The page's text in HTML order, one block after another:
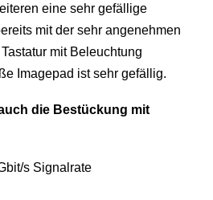
eine sehr gefällige
mit der sehr angenehmen
mit Beleuchtung
Imagepad ist sehr gefällig.
die Bestückung mit
s Signalrate